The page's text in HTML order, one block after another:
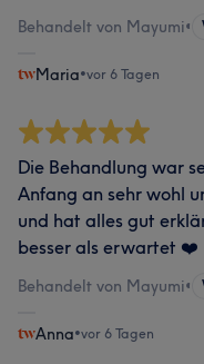
Behandelt von Mayumi•
Maria•vor 6 Tagen
Die Behandlung war
Anfang an sehr wohl
und hat alles gut
besser als erwartet ❤️
Behandelt von Mayumi•
Anna•vor 6 Tagen